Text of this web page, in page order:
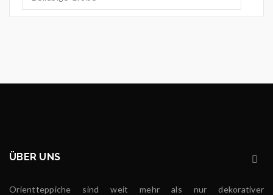
ÜBER UNS
Orientteppiche sind weit mehr als nur dekorativer